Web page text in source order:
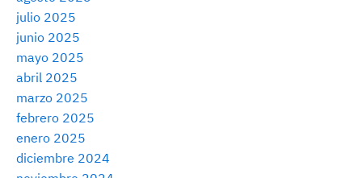
julio 2025
junio 2025
mayo 2025
abril 2025
marzo 2025
febrero 2025
enero 2025
diciembre 2024